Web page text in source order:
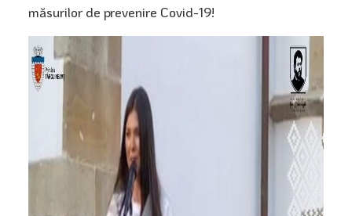
măsurilor de prevenire Covid-19!